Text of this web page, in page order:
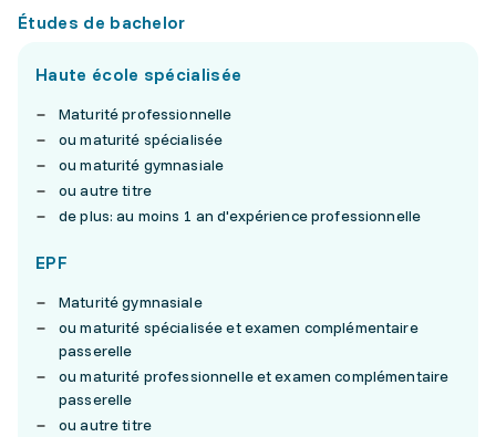
Études de bachelor
Haute école spécialisée
Maturité professionnelle
ou maturité spécialisée
ou maturité gymnasiale
ou autre titre
de plus: au moins 1 an d'expérience professionnelle
EPF
Maturité gymnasiale
ou maturité spécialisée et examen complémentaire
passerelle
ou maturité professionnelle et examen complémentaire
passerelle
ou autre titre